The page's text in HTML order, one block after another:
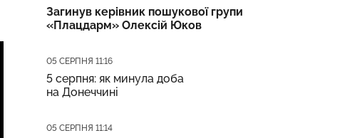
Загинув керівник пошукової групи
«Плацдарм» Олексій Юков
Дата публікації
05 СЕРПНЯ 11:16
5 серпня: як минула доба
на Донеччині
Дата публікації
05 СЕРПНЯ 11:14